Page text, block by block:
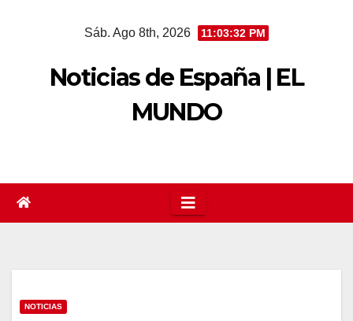
Sáb. Ago 8th, 2026 11:03:32 PM
Noticias de España | EL
MUNDO
NOTICIAS